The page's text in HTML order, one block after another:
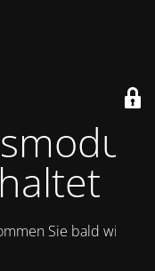
Sie bald wieder.